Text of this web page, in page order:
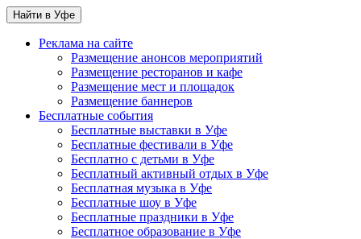
Найти в Уфе
Реклама на сайте
Размещение анонсов мероприятий
Размещение ресторанов и кафе
Размещение мест и площадок
Размещение баннеров
Бесплатные события
Бесплатные выставки в Уфе
Бесплатные фестивали в Уфе
Бесплатно с детьми в Уфе
Бесплатный активный отдых в Уфе
Бесплатная музыка в Уфе
Бесплатные шоу в Уфе
Бесплатные праздники в Уфе
Бесплатное образование в Уфе